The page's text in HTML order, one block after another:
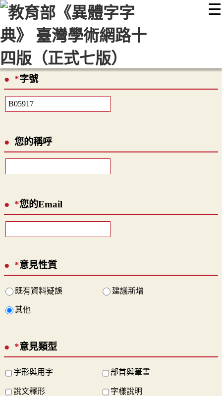
☰
::: 最新消息 常見問題 編輯說明
顯示模式
網站導覽
*字號
您的稱呼
*您的Email
*意見性質
既有資料疑誤 建議新增
其他
*意見類型
字形與用字 部首與筆畫
說文釋形 字樣說明